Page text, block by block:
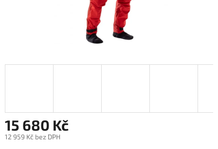
15 680 Kč
12 959 Kč bez DPH